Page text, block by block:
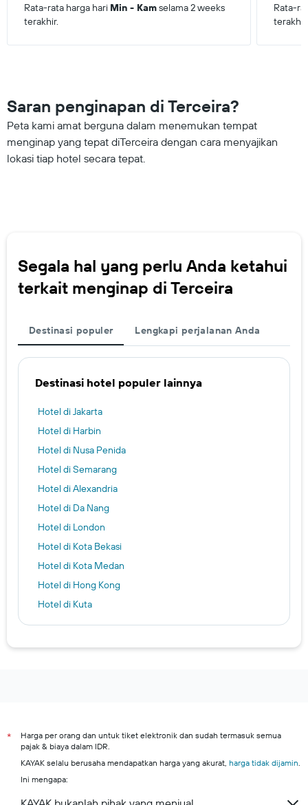
Rata-rata harga hari Min - Kamselama 2 weeks
terakhir.
Rata-
terakhir.
Saran penginapan di Terceira?
Peta kami amat berguna dalam menemukan tempat
menginap yang tepat diTerceira dengan cara menyajikan
lokasi tiap hotel secara tepat.
Segala hal yang perlu Anda ketahui
terkait menginap di Terceira
Destinasi populer Lengkapi perjalanan Anda
Destinasi hotel populer lainnya
Hotel di Jakarta
Hotel di Harbin
Hotel di Nusa Penida
Hotel di Semarang
Hotel di Alexandria
Hotel di Da Nang
Hotel di London
Hotel di Kota Bekasi
Hotel di Kota Medan
Hotel di Hong Kong
Hotel di Kuta
Hotel di Roma
Hotel di New York
Surabaya hotels
Denpasar hotels
Kota Bogor hotels
*
Harga per orang dan untuk tiket elektronik dan sudah termasuk semua
pajak & biaya dalam IDR.
KAYAK selalu berusaha mendapatkan harga yang akurat, harga tidak dijamin.
Ini mengapa: